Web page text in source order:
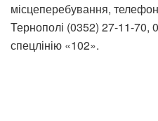
місцеперебування,
Тернополі (0352) 27-11-70,
спецлінію «102».